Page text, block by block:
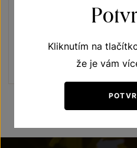
Muškát Ottonel 5+1
moravské zemské víno 2020
Šarže 0380
Kč
Kliknutím na
že je vám